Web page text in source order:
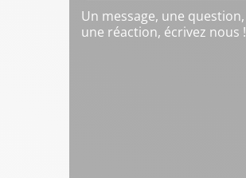
Un message, une question,
une réaction, écrivez nous !